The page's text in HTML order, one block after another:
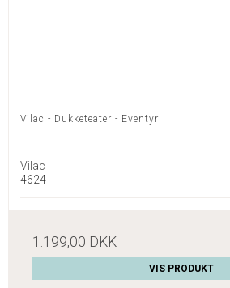
Vilac - Dukketeater - Eventyr
Vilac
4624
1.199,00 DKK
VIS PRODUKT